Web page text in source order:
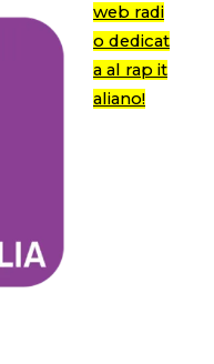
web radi
o dedicat
a al rap it
aliano!